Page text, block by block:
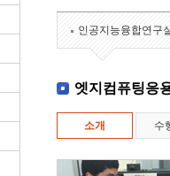
인공지능융합연구
엣지컴퓨팅응
소개 수